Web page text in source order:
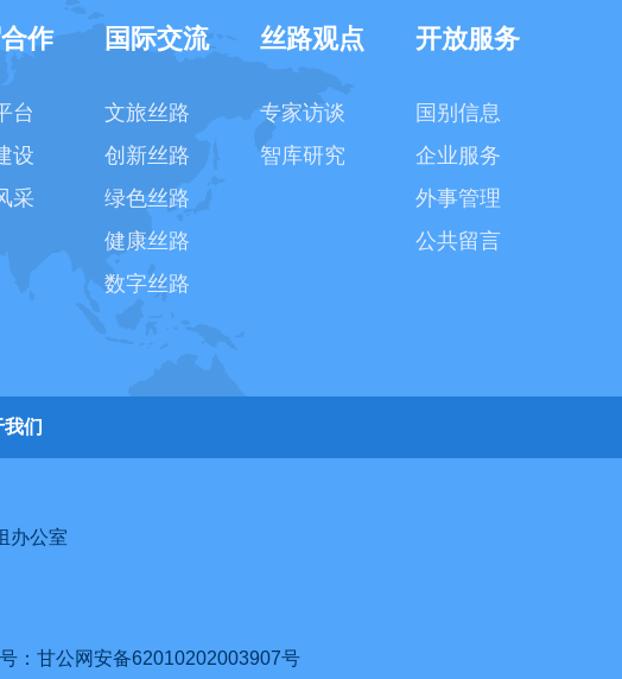
作
台
设
采
国际交流
文旅丝路
创新丝路
绿色丝路
健康丝路
数字丝路
丝路观点
专家访谈
智库研究
开放服务
国别信息
企业服务
外事管理
公共留言
我们
办公室
：甘公网安备62010202003907号